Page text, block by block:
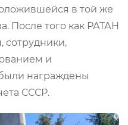
в той же
После того как РАТАН
сотрудники,
и
награждены
СССР.